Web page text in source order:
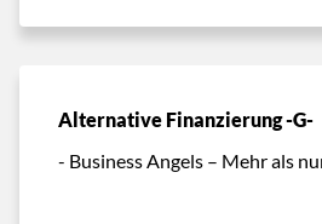
Alternative Finanzierung -G-
- Business Angels – Mehr als